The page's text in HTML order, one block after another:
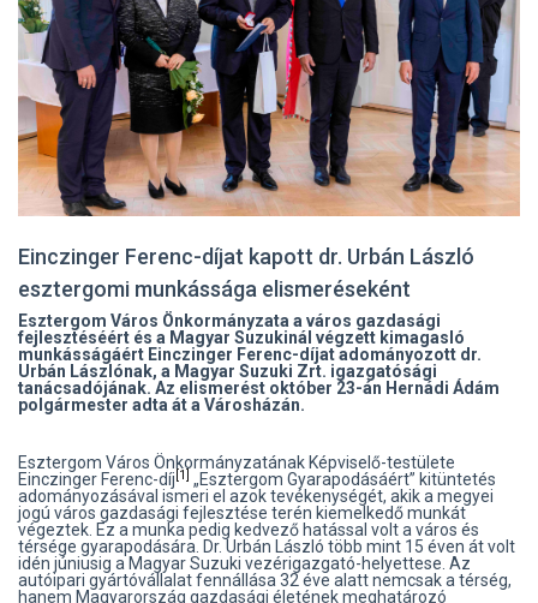
Einczinger Ferenc-díjat kapott dr. Urbán László
esztergomi munkássága elismeréseként
Esztergom Város Önkormányzata a város gazdasági
fejlesztéséért és a Magyar Suzukinál végzett kimagasló
munkásságáért Einczinger Ferenc-díjat adományozott dr.
Urbán Lászlónak, a Magyar Suzuki Zrt. igazgatósági
tanácsadójának. Az elismerést október 23-án Hernádi Ádám
polgármester adta át a Városházán.
Esztergom Város Önkormányzatának Képviselő-testülete
Einczinger Ferenc-díj [1] „Esztergom Gyarapodásáért” kitüntetés
adományozásával ismeri el azok tevékenységét, akik a megyei
jogú város gazdasági fejlesztése terén kiemelkedő munkát
végeztek. Ez a munka pedig kedvező hatással volt a város és
térsége gyarapodására. Dr. Urbán László több mint 15 éven át volt
idén júniusig a Magyar Suzuki vezérigazgató-helyettese. Az
autóipari gyártóvállalat fennállása 32 éve alatt nemcsak a térség,
hanem Magyarország gazdasági életének meghatározó